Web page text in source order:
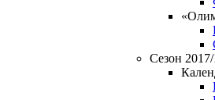
Сезон